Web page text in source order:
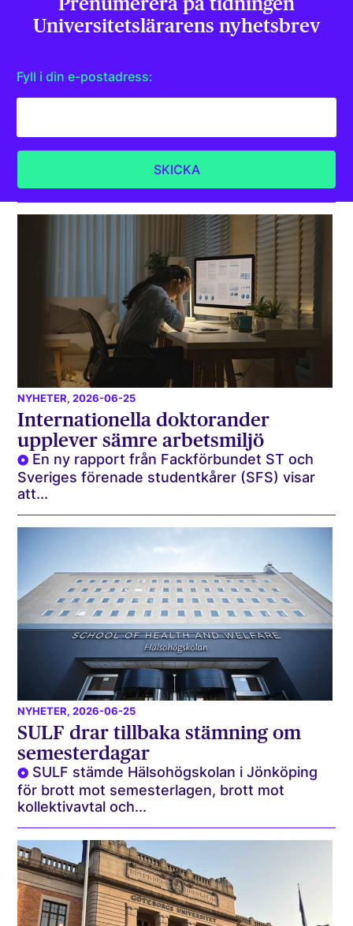
Universitets­lärarens nyhetsbrev
Fyll i din e-postadress:
NYHETER, 2026-06-25
Internationella doktorander
upplever sämre arbetsmiljö
En ny rapport från Fackförbundet ST och
Sveriges förenade studentkårer (SFS) visar
att...
NYHETER, 2026-06-25
SULF drar tillbaka stämning om
semesterdagar
SULF stämde Hälsohögskolan i Jönköping
för brott mot semesterlagen, brott mot
kollektivavtal och...